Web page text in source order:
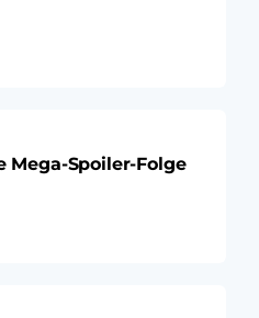
Mega-Spoiler-Folge